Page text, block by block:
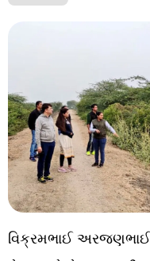
વિક્રમભાઈ અરજણભાઈ